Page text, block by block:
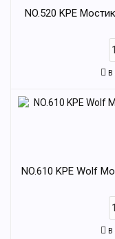
NO.520 KPE
В
NO.610 KPE Wolf
В